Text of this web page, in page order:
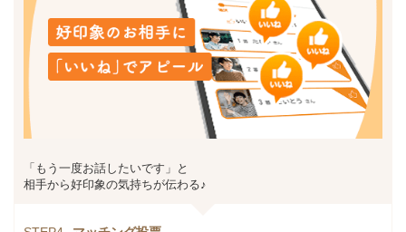
「もう一度お話したいです」と
相手から好印象の気持ちが伝わる♪